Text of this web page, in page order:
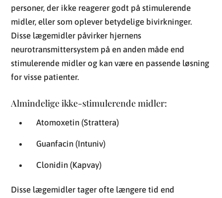
personer, der ikke reagerer godt på stimulerende
midler, eller som oplever betydelige bivirkninger.
Disse lægemidler påvirker hjernens
neurotransmittersystem på en anden måde end
stimulerende midler og kan være en passende løsning
for visse patienter.
Almindelige ikke-stimulerende midler:
Atomoxetin (Strattera)
Guanfacin (Intuniv)
Clonidin (Kapvay)
Disse lægemidler tager ofte længere tid end